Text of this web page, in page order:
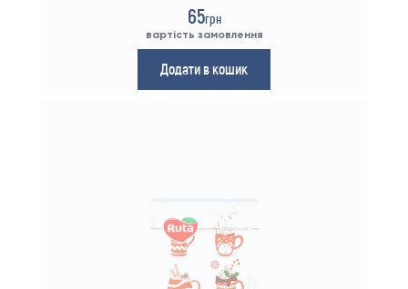
65грн
вартість замовлення
Додати в кошик